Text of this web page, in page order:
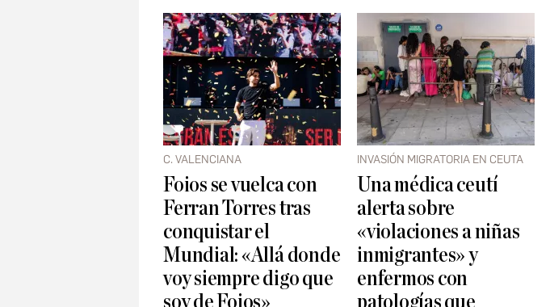
C. VALENCIANA
Foios se vuelca con
Ferran Torres tras
conquistar el
Mundial: «Allá donde
voy siempre digo que
soy de Foios»
INVASIÓN MIGRATORIA EN CEUTA
Una médica ceutí
alerta sobre
«violaciones a niñas
inmigrantes» y
enfermos con
patologías que